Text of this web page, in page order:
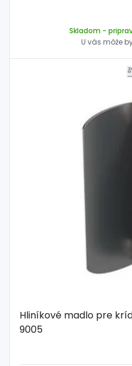
Skladom -
U vás môže
Hliníkové madlo pre
9005